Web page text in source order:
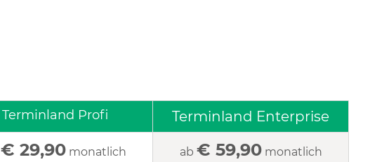
Terminland Profi Terminland Enterprise
€ 29,90monatlich ab € 59,90monatlich